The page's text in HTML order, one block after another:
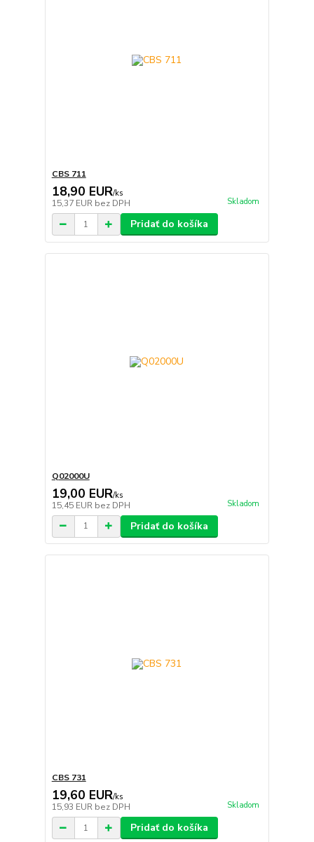
CBS 711
18,90 EUR/ks
15,37 EUR bez DPH Skladom
Pridať do košíka
Q02000U
19,00 EUR/ks
15,45 EUR bez DPH Skladom
Pridať do košíka
CBS 731
19,60 EUR/ks
15,93 EUR bez DPH Skladom
Pridať do košíka